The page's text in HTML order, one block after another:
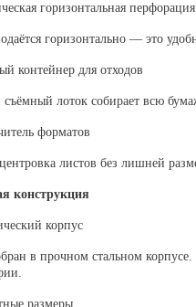
горизонтальная перфорация
горизонтально — это
контейнер для отходов
лоток собирает всю
форматов
листов без лишней
конструкция
корпус
в прочном стальном
размеры